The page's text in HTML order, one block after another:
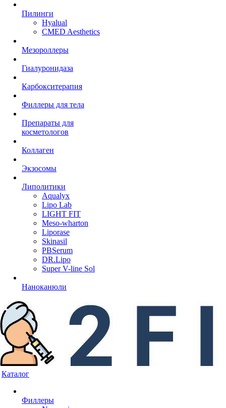
Пилинги
Hyalual
CMED Aesthetics
Мезороллеры
Гиалуронидаза
Карбокситерапия
Филлеры для тела
Препараты для
косметологов
Коллаген
Экзосомы
Липолитики
Aqualyx
Lipo Lab
LIGHT FIT
Meso-wharton
Liporase
Skinasil
PBSerum
DR.Lipo
Super V-line Sol
Наноканюли
Каталог
Филлеры